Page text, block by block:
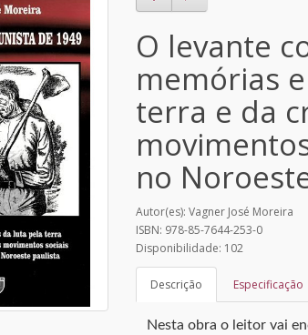
O levante
memórias
terra e da
no
Autor(es): Vagner José Moreira
ISBN: 978-85-7644-253-0
Disponibilidade: 102
Descrição Especificação
Nesta obra o leitor vai